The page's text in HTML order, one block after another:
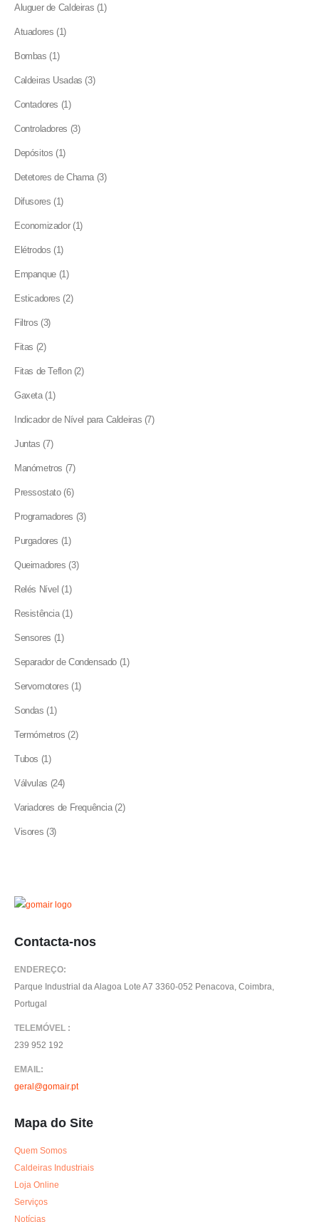
Aluguer de Caldeiras 11
Atuadores 11
Bombas 11
Caldeiras Usadas 33
Contadores 11
Controladores 33
Depósitos 11
Detetores de Chama 33
Difusores 11
Economizador 11
Elétrodos 11
Empanque 11
Esticadores 22
Filtros 33
Fitas 22
Fitas de Teflon 22
Gaxeta 11
Indicador de Nível para Caldeiras 77
Juntas 77
Manómetros 77
Pressostato 66
Programadores 33
Purgadores 11
Queimadores 33
Relés Nível
11
Resistência 11
Sensores 11
Separador de Condensado 11
Servomotores 11
Sondas 11
Termómetros 22
Tubos 11
Válvulas 2424
Variadores de Frequência 22
Visores 33
Contacta-nos
ENDEREÇO:
Parque Industrial da Alagoa Lote A7 3360-052 Penacova, Coimbra,
Portugal
TELEMÓVEL :
239 952 192
EMAIL:
geral@gomair.pt
Mapa do Site
Quem Somos
Caldeiras Industriais
Loja Online
Serviços
Notícias